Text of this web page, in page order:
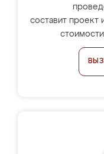
составит проект